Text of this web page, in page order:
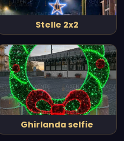
Stelle 2x2
Ghirlanda selfie